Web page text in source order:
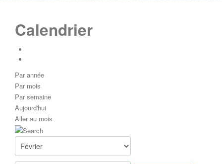
Calendrier
Par année
Par mois
Par semaine
Aujourd'hui
Aller au mois